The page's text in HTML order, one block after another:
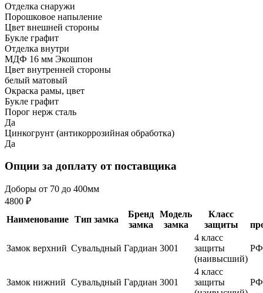
Отделка снаружи
Порошковое напыление
Цвет внешней стороны
Букле графит
Отделка внутри
МДФ 16 мм Экошпон
Цвет внутренней стороны
белый матовый
Окраска рамы, цвет
Букле графит
Порог нерж сталь
Да
Цинкогрунт (антикоррозийная обработка)
Да
Опции за доплату от поставщика
Доборы от 70 до 400мм
4800 ₽
Наименование Тип замка
Бренд
замка
Модель
замка
Класс
защиты
Замок верхний Сувальдный Гардиан 3001
4 класс
защиты
(наивысший)
РФ
Замок нижний Сувальдный Гардиан 3001
4 класс
защиты
РФ